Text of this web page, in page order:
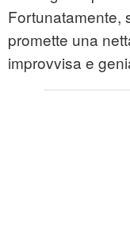
Fortunatamente,
promette una
improvvisa e